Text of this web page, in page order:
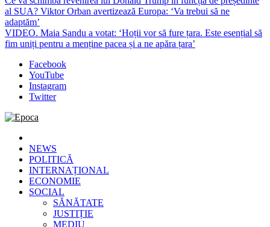
al SUA? Viktor Orban avertizează Europa: ‘Va trebui să ne
adaptăm’
VIDEO. Maia Sandu a votat: ‘Hoții vor să fure țara. Este esențial să
fim uniți pentru a menține pacea și a ne apăra țara’
Facebook
YouTube
Instagram
Twitter
Epoca
Cele mai noi știri online din România
NEWS
POLITICĂ
INTERNAȚIONAL
ECONOMIE
SOCIAL
SĂNĂTATE
JUSTIȚIE
MEDIU